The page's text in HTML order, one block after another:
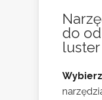
do
luster
Wybierz